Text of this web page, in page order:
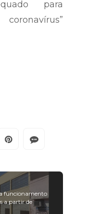
para
funcionamento
a partir de